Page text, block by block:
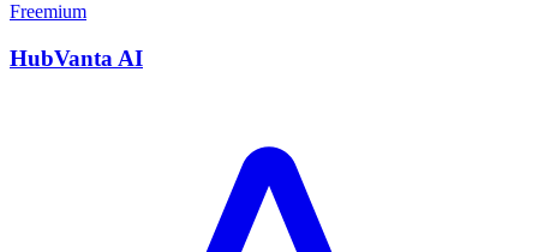
Freemium
HubVanta AI